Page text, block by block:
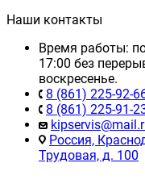
Наши контакты
Время работы:
17:00 без
воскресенье.
8 (861) 225-92-
8 (861) 225-91-
Россия,
Трудовая, д. 100